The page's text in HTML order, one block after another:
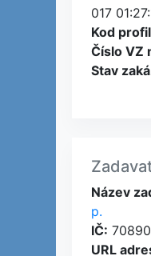
017
Kod
Číslo VZ
Stav
Název
p.
IČ:
URL